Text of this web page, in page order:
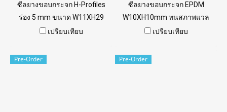
ซีลยางขอบกระจก H-Profiles
ร่อง 5 mm ขนาด W11XH29
mm ทนสภาพแวลล้อมการใช้
0926568846 LINE@ :
เปรียบเทียบ
ซีลยางขอบกระจก EPDM
W10XH10mm ทนสภาพแวล
ล้อมการใช้งานดีเยี่ยม Tel:
/ 0982539956 LINE@ :
เปรียบเทียบ
Pre-Order Pre-Order